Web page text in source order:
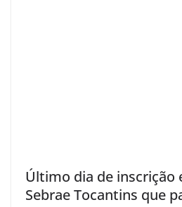
Último dia de inscrição
Sebrae Tocantins que